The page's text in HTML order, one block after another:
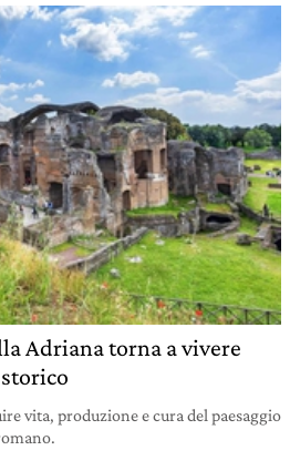
Adriana torna a vivere
vita, produzione e cura del paesaggio